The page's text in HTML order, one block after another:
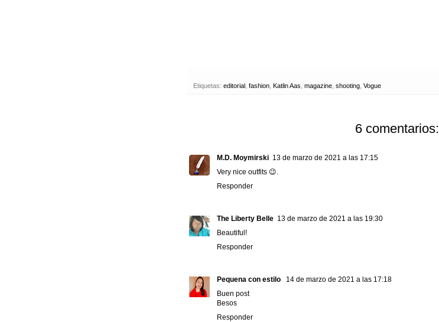
Etiquetas: editorial fashion Katlin Aas magazine shooting Vogue
6 comentarios:
M.D. Moymirski 13 de marzo de 2021 a las 17:15
Very nice outfits 😉.
Responder
The Liberty Belle 13 de marzo de 2021 a las 19:30
Beautiful!
Responder
Pequena con estilo
14 de marzo de 2021 a las 17:18
Buen post
Besos
Responder